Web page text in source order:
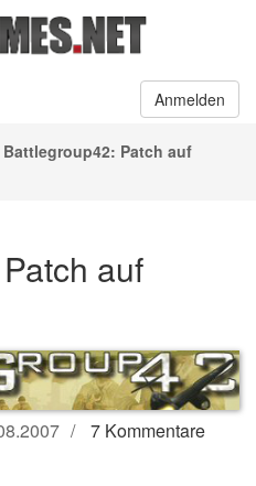
Anmelden
Battlegroup42: Patch auf
auf
7 Kommentare